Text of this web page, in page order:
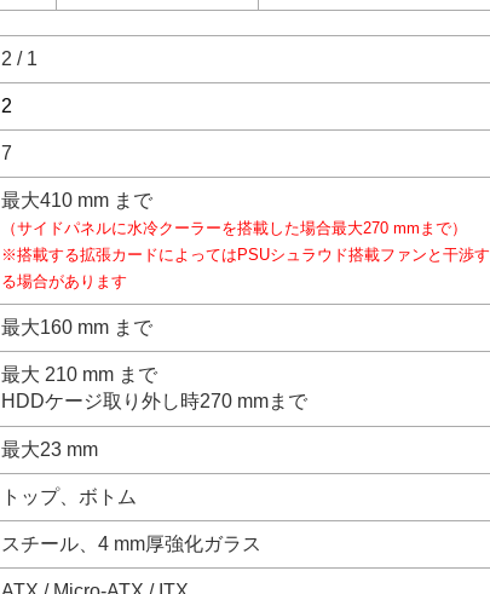
2 / 1
2
7
最大410 mm まで
（サイドパネルに水冷クーラーを搭載した場合最大270 mmまで）
※搭載する拡張カードによってはPSUシュラウド搭載ファンと干渉す
る場合があります
最大160 mm まで
最大 210 mm まで
HDDケージ取り外し時270 mmまで
最大23 mm
トップ、ボトム
スチール、4 mm厚強化ガラス